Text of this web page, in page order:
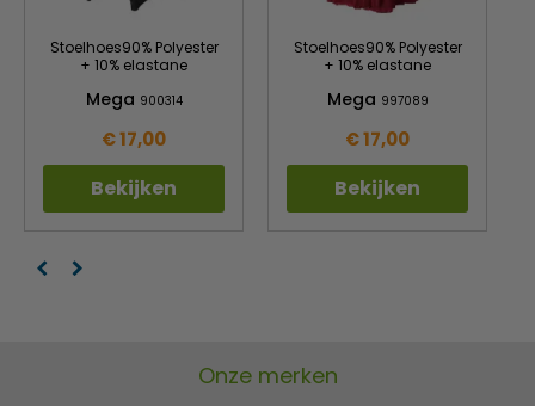
Stoelhoes90% Polyester
+ 10% elastane
Mega 900314
€ 17,00
Bekijken
Stoelhoes90% Polyester
+ 10% elastane
Mega 997089
€ 17,00
Bekijken
Onze merken